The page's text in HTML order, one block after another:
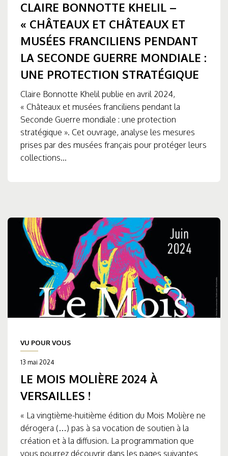
CLAIRE BONNOTTE KHELIL –
« CHÂTEAUX ET CHÂTEAUX ET
MUSÉES FRANCILIENS PENDANT
LA SECONDE GUERRE MONDIALE :
UNE PROTECTION STRATÉGIQUE
Claire Bonnotte Khelil publie en avril 2024,
« Châteaux et musées franciliens pendant la
Seconde Guerre mondiale : une protection
stratégique ». Cet ouvrage, analyse les mesures
prises par des musées français pour protéger leurs
collections...
VU POUR VOUS
13 mai 2024
LE MOIS MOLIÈRE 2024 À
VERSAILLES !
« La vingtième-huitième édition du Mois Molière ne
dérogera (…) pas à sa vocation de soutien à la
création et à la diffusion. La programmation que
vous pourrez découvrir dans les pages suivantes